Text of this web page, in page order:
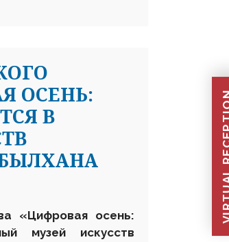
ОСЕНЬ:
В
«Цифровая осень:
музей искусств